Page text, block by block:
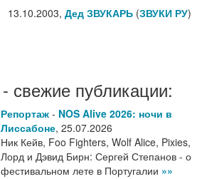
13.10.2003, Дед ЗВУКАРЬ (ЗВУКИ РУ)
- свежие публикации:
Репортаж - NOS Alive 2026: ночи в
Лиссабоне, 25.07.2026
Ник Кейв, Foo Fighters, Wolf Alice, Pixies,
Лорд и Дэвид Бирн: Сергей Степанов - о
фестивальном лете в Португалии »»